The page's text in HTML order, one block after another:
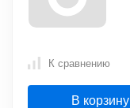
К сравнению
В корзину